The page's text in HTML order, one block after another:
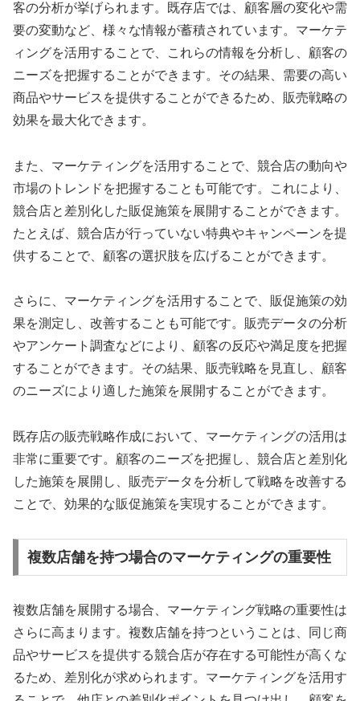
客の分析が挙げられます。既存店では、顧客層の変化や需
要の変動など、様々な情報が蓄積されています。マーケテ
ィングを活用することで、これらの情報を分析し、顧客の
ニーズを把握することができます。その結果、需要の高い
商品やサービスを提供することができるため、販売戦略の
効果を最大化できます。
また、マーケティングを活用することで、競合店の動向や
市場のトレンドを把握することも可能です。これにより、
競合店と差別化した販促施策を展開することができます。
たとえば、競合店が行っていない特典やキャンペーンを提
供することで、顧客の選択肢を広げることができます。
さらに、マーケティングを活用することで、販促施策の効
果を測定し、改善することも可能です。販売データの分析
やアンケート調査などにより、顧客の反応や満足度を把握
することができます。その結果、販売戦略を見直し、顧客
のニーズにより適した施策を展開することができます。
既存店の販売戦略作成において、マーケティングの活用は
非常に重要です。顧客のニーズを把握し、競合店と差別化
した施策を展開し、販売データを分析して戦略を改善する
ことで、効果的な販促施策を実現することができます。
複数店舗を持つ場合のマーケティングの重要性
複数店舗を展開する場合、マーケティング戦略の重要性は
さらに高まります。複数店舗を持つということは、同じ商
品やサービスを提供する競合店が存在する可能性が高くな
るため、差別化が求められます。マーケティングを活用す